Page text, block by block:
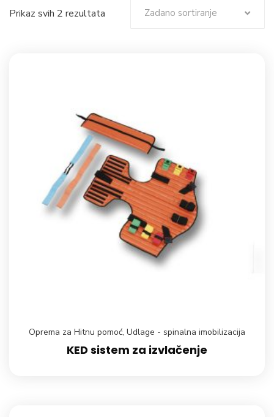
Prikaz svih 2 rezultata Zadano sortiranje
Oprema za Hitnu pomoć, Udlage - spinalna imobilizacija
KED sistem za izvlačenje